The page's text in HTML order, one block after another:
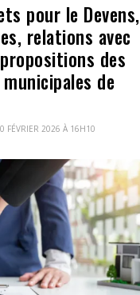
pour le Devens,
relations avec
des
de
FÉVRIER 2026 À 16H10